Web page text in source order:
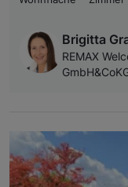
Brigitta
REMAX